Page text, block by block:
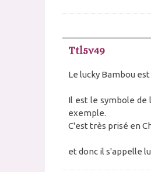
Ttl5v49
Le lucky Bambou
Il est le symbole de
exemple.
C'est très prisé en
et donc il s'appelle